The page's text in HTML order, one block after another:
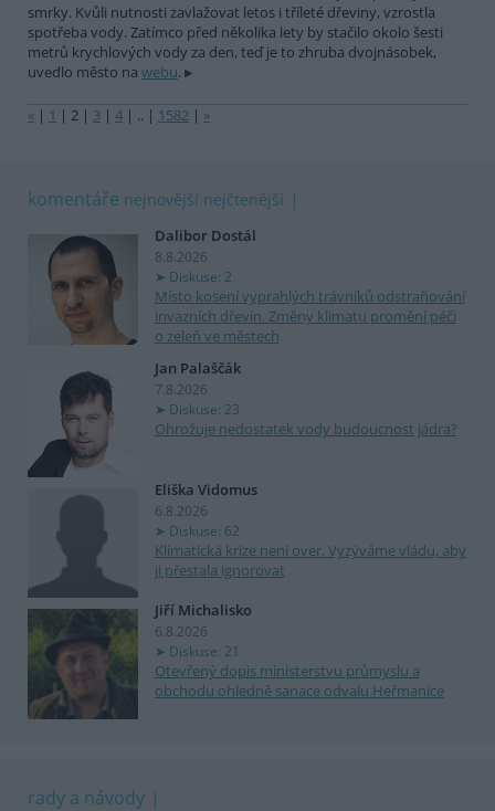
smrky. Kvůli nutnosti zavlažovat letos i tříleté dřeviny, vzrostla
spotřeba vody. Zatímco před několika lety by stačilo okolo šesti
metrů krychlových vody za den, teď je to zhruba dvojnásobek,
uvedlo město na webu.
« | 1 | 2 | 3 | 4 | .. | 1582 | »
komentáře nejnovější nejčtenější
Dalibor Dostál
8.8.2026
Diskuse: 2
Místo kosení vyprahlých trávníků odstraňování
invazních dřevin. Změny klimatu promění péči
o zeleň ve městech
Jan Palaščák
7.8.2026
Diskuse: 23
Ohrožuje nedostatek vody budoucnost jádra?
Eliška Vidomus
6.8.2026
Diskuse: 62
Klimatická krize není over. Vyzýváme vládu, aby
ji přestala ignorovat
Jiří Michalisko
6.8.2026
Diskuse: 21
Otevřený dopis ministerstvu průmyslu a
obchodu ohledně sanace odvalu Heřmanice
rady a návody